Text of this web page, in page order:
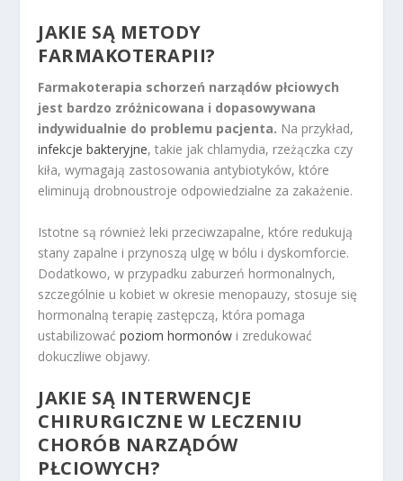
JAKIE SĄ METODY
FARMAKOTERAPII?
Farmakoterapia schorzeń narządów płciowych
jest bardzo zróżnicowana i dopasowywana
indywidualnie do problemu pacjenta. Na przykład,
infekcje bakteryjne, takie jak chlamydia, rzeżączka czy
kiła, wymagają zastosowania antybiotyków, które
eliminują drobnoustroje odpowiedzialne za zakażenie.
Istotne są również leki przeciwzapalne, które redukują
stany zapalne i przynoszą ulgę w bólu i dyskomforcie.
Dodatkowo, w przypadku zaburzeń hormonalnych,
szczególnie u kobiet w okresie menopauzy, stosuje się
hormonalną terapię zastępczą, która pomaga
ustabilizowaćpoziom hormonów i zredukować
dokuczliwe objawy.
JAKIE SĄ INTERWENCJE
CHIRURGICZNE W LECZENIU
CHORÓB NARZĄDÓW
PŁCIOWYCH?